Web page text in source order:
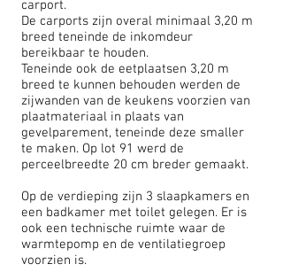
carport.
De carports zijn overal minimaal 3,20 m
breed teneinde de inkomdeur
bereikbaar te houden.
Teneinde ook de eetplaatsen 3,20 m
breed te kunnen behouden werden de
zijwanden van de keukens voorzien van
plaatmateriaal in plaats van
gevelparement, teneinde deze smaller
te maken. Op lot 91 werd de
perceelbreedte 20 cm breder gemaakt.
Op de verdieping zijn 3 slaapkamers en
een badkamer met toilet gelegen. Er is
ook een technische ruimte waar de
warmtepomp en de ventilatiegroep
voorzien is.